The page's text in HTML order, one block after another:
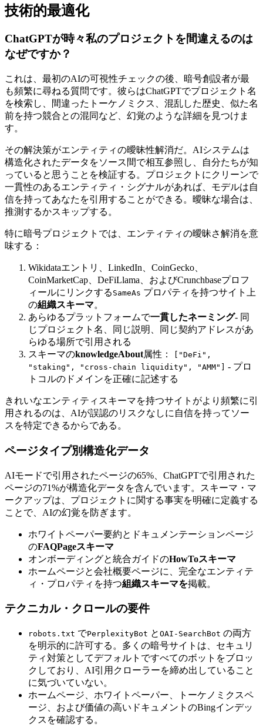
技術的最適化
ChatGPTが時々私のプロジェクトを間違えるのは
なぜですか？
これは、最初のAIの可視性チェックの後、暗号創設者が最
も頻繁に尋ねる質問です。彼らはChatGPTでプロジェクト名
を検索し、間違ったトーケノミクス、混乱した歴史、似た名
前を持つ競合との混同など、幻覚のような詳細を見つけま
す。
その解決策がエンティティの曖昧性解消だ。AIシステムは
構造化されたデータをソース間で相互参照し、自分たちが知
っていると思うことを検証する。プロジェクトにクリーンで
一貫性のあるエンティティ・シグナルがあれば、モデルは自
信を持ってあなたを引用することができる。曖昧な場合は、
推測するかスキップする。
特に暗号プロジェクトでは、エンティティの曖昧さ解消を意
味する：
Wikidataエントリ、LinkedIn、CoinGecko、
CoinMarketCap、DeFiLlama、およびCrunchbaseプロフ
ィールにリンクする SameAs プロパティを持つサイト上
の組織スキーマ。
あらゆるプラットフォームで一貫したネーミング- 同
じプロジェクト名、同じ説明、同じ契約アドレスがあ
らゆる場所で引用される
スキーマのknowledgeAbout属性：
["DeFi",
"staking", "cross-chain liquidity", "AMM"]
- プロ
トコルのドメインを正確に記述する
きれいなエンティティスキーマを持つサイトがより頻繁に引
用されるのは、AIが誤認のリスクなしに自信を持ってソー
スを特定できるからである。
ページタイプ別構造化データ
AIモードで引用されたページの65%、ChatGPTで引用された
ページの71%が構造化データを含んでいます。スキーマ・マ
ークアップは、プロジェクトに関する事実を明確に定義する
ことで、AIの幻覚を防ぎます。
ホワイトペーパー要約とドキュメンテーションページ
のFAQPageスキーマ
オンボーディングと統合ガイドのHowToスキーマ
ホームページと会社概要ページに、完全なエンティテ
ィ・プロパティを持つ組織スキーマを掲載。
テクニカル・クロールの要件
robots.txt でPerplexityBot と OAI-SearchBot の両方
を明示的に許可する。多くの暗号サイトは、セキュリ
ティ対策としてデフォルトですべてのボットをブロッ
クしており、AI引用クローラーを締め出していること
に気づいていない。
ホームページ、ホワイトペーパー、トーケノミクスペ
ージ、および価値の高いドキュメントのBingインデッ
クスを確認する。